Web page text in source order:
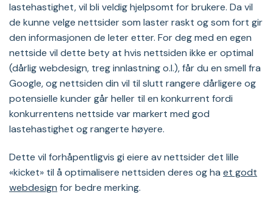
lastehastighet, vil bli veldig hjelpsomt for brukere. Da vil
de kunne velge nettsider som laster raskt og som fort gir
den informasjonen de leter etter. For deg med en egen
nettside vil dette bety at hvis nettsiden ikke er optimal
(dårlig webdesign, treg innlastning o.l.), får du en smell fra
Google, og nettsiden din vil til slutt rangere dårligere og
potensielle kunder går heller til en konkurrent fordi
konkurrentens nettside var markert med god
lastehastighet og rangerte høyere.
Dette vil forhåpentligvis gi eiere av nettsider det lille
«kicket» til å optimalisere nettsiden deres og ha et godt
webdesign for bedre merking.